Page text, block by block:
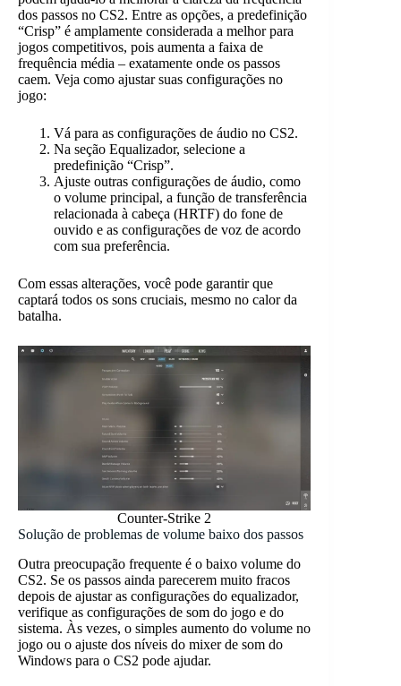
dos passos no CS2. Entre as opções, a predefinição
“Crisp” é amplamente considerada a melhor para
jogos competitivos, pois aumenta a faixa de
frequência média – exatamente onde os passos
caem. Veja como ajustar suas configurações no
jogo:
Vá para as configurações de áudio no CS2.
Na seção Equalizador, selecione a
predefinição “Crisp”.
Ajuste outras configurações de áudio, como
o volume principal, a função de transferência
relacionada à cabeça (HRTF) do fone de
ouvido e as configurações de voz de acordo
com sua preferência.
Com essas alterações, você pode garantir que
captará todos os sons cruciais, mesmo no calor da
batalha.
Counter-Strike 2
Solução de problemas de volume baixo dos passos
Outra preocupação frequente é o baixo volume do
CS2. Se os passos ainda parecerem muito fracos
depois de ajustar as configurações do equalizador,
verifique as configurações de som do jogo e do
sistema. Às vezes, o simples aumento do volume no
jogo ou o ajuste dos níveis do mixer de som do
Windows para o CS2 pode ajudar.